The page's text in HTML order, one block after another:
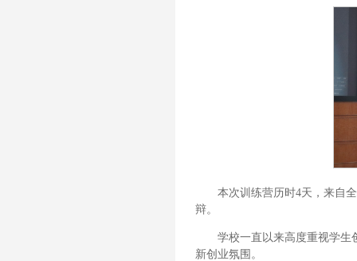
本次训练营历时4天，来自
辩。
学校一直以来高度重视学生
新创业氛围。